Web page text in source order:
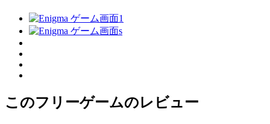
このフリーゲームのレビュー